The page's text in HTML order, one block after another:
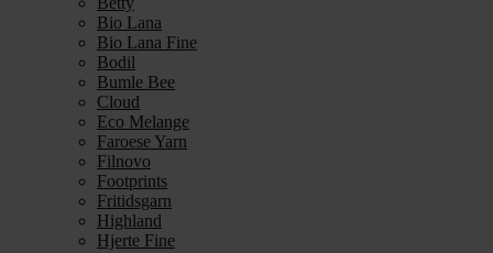
Bio Lana
Bio Lana Fine
Bodil
Bumle Bee
Cloud
Eco Melange
Faroese Yarn
Filnovo
Footprints
Fritidsgarn
Highland
Hjerte Fine